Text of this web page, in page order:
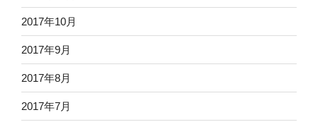
2017年10月
2017年9月
2017年8月
2017年7月